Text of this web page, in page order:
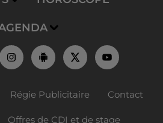
Régie Publicitaire Contact
Offres de CDI et de stage